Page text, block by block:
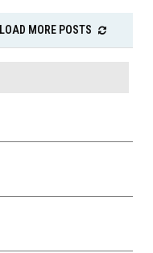
LOAD MORE POSTS